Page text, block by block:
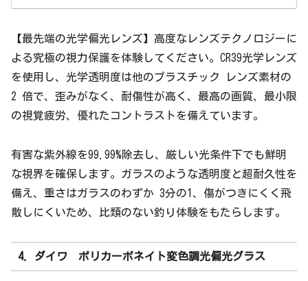
【最先端の光学偏光レンズ】高度なレンズテクノロジーに
よる究極の視力保護を体験してください。CR39光学レンズ
を使用し、光学透明度は他のプラスチック レンズ素材の
2 倍で、歪みがなく、耐傷性が高く、最高の画質、最小限
の視覚疲労、優れたコントラストを備えています。
有害な紫外線を99.99%除去し、厳しい光条件下でも鮮明
な視界を確保します。ガラスのような透明度と超耐久性を
備え、重さはガラスのわずか 3分の1、傷がつきにくく飛
散しにくいため、比類のない釣り体験をもたらします。
4. ダイワ ポリカーボネイト変色調光偏光グラス